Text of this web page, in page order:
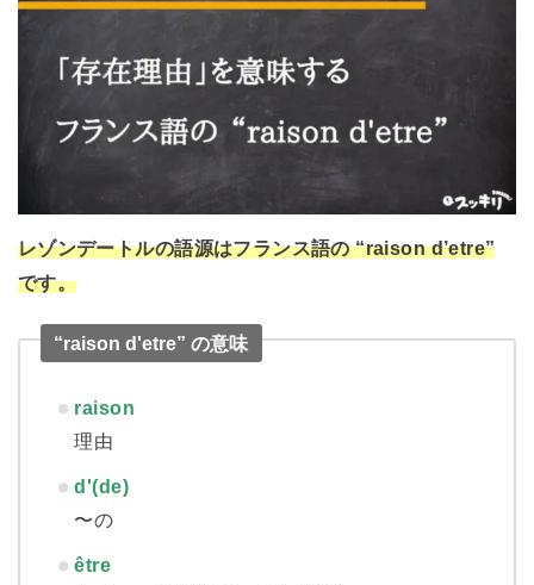
レゾンデートルの語源はフランス語の “raison d’etre”
です。
“raison d'etre” の意味
raison
理由
d'(de)
〜の
être